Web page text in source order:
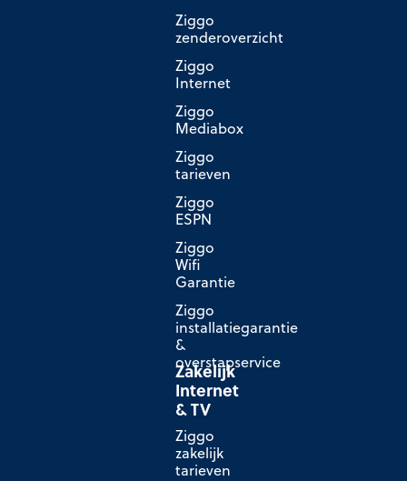
Ziggo
zenderoverzicht
Ziggo
Internet
Ziggo
Mediabox
Ziggo
tarieven
Ziggo
ESPN
Ziggo
Wifi
Garantie
Ziggo
installatiegarantie
&
overstapservice
Zakelijk
Internet
& TV
Ziggo
zakelijk
tarieven